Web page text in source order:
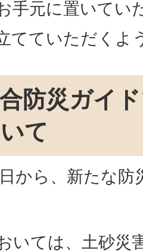
手元に置いてい
てていただくよ
防災ガイ
て
から、新たな防
いては、土砂災